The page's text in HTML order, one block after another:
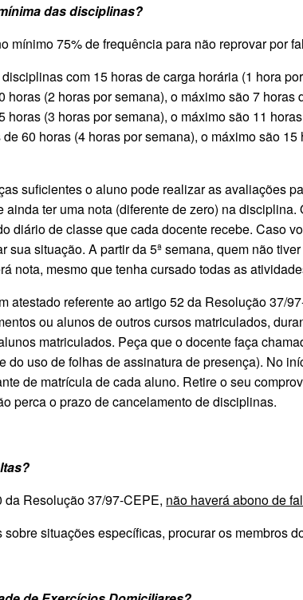
das disciplinas?
mínimo 75% de frequência para não reprovar por
com 15 horas de carga horária (1 hora
horas (2 horas por semana), o máximo são 7
horas (3 horas por semana), o máximo são 11
60 horas (4 horas por semana), o máximo são
suficientes o aluno pode realizar as avaliações
ainda ter uma nota (diferente de zero) na
diário de classe que cada docente recebe. Caso
sua situação. A partir da 5ª semana, quem não
nota, mesmo que tenha cursado todas as
atestado referente ao artigo 52 da Resolução 37/
ou alunos de outros cursos matriculados,
matriculados. Peça que o docente faça
do uso de folhas de assinatura de presença). No
de matrícula de cada aluno. Retire o seu
perca o prazo de cancelamento de disciplinas.
da Resolução 37/97-CEPE, não haverá abono de
situações específicas, procurar os membros